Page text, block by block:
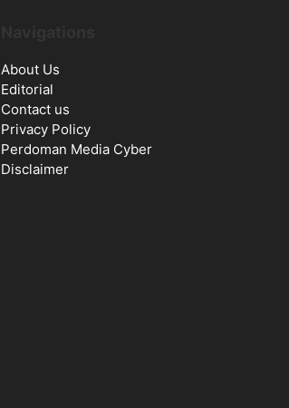
About Us
Editorial
Contact us
Privacy Policy
Perdoman Media Cyber
Disclaimer